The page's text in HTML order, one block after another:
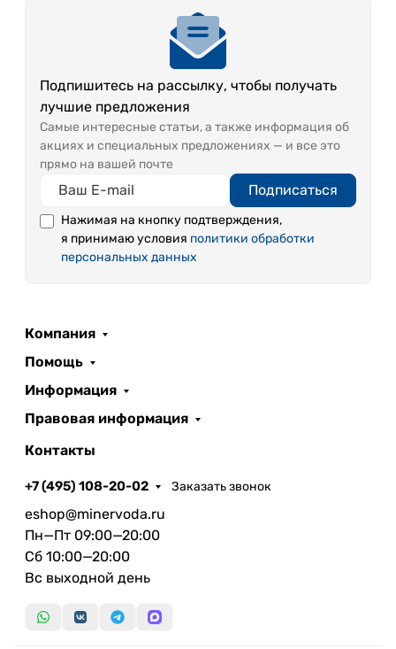
Подпишитесь на рассылку, чтобы получать
лучшие предложения
Самые интересные статьи, а также информация об
акциях и специальных предложениях — и все это
прямо на вашей почте
Подписаться
Нажимая на кнопку подтверждения,
я принимаю условия политики обработки
персональных данных
Компания
Помощь
Информация
Правовая информация
Контакты
+7 (495) 108-20-02 Заказать звонок
eshop@minervoda.ru
Пн—Пт 09:00—20:00
Сб 10:00—20:00
Вс выходной день